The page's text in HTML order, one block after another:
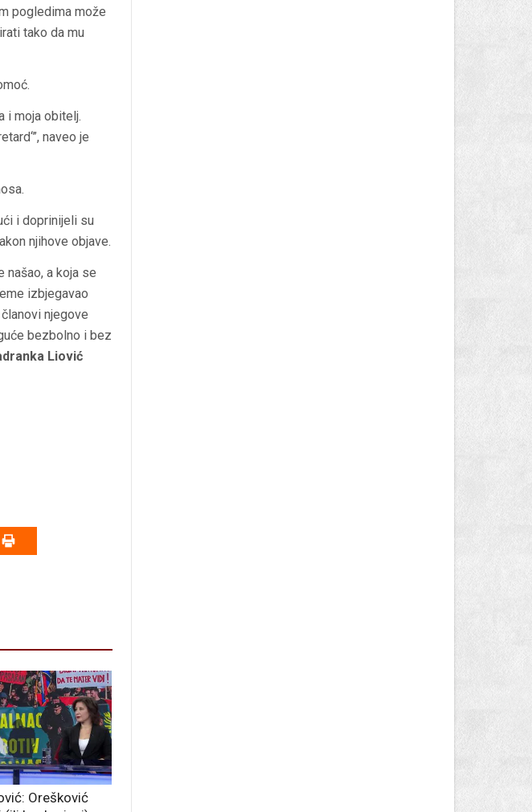
pogledima može
tako da mu
i moja obitelj.
naveo je
i doprinijeli su
njihove objave.
našao, a koja se
izbjegavao
njegove
bezbolno i bez
Liović
Orešković